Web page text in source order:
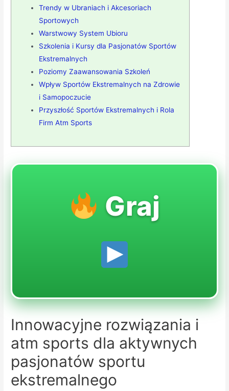
Trendy w Ubraniach i Akcesoriach
Sportowych
Warstwowy System Ubioru
Szkolenia i Kursy dla Pasjonatów Sportów
Ekstremalnych
Poziomy Zaawansowania Szkoleń
Wpływ Sportów Ekstremalnych na Zdrowie
i Samopoczucie
Przyszłość Sportów Ekstremalnych i Rola
Firm Atm Sports
Graj
Innowacyjne rozwiązania i
atm sports dla aktywnych
pasjonatów sportu
ekstremalnego